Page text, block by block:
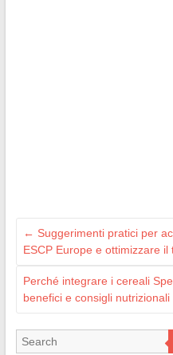
← Suggerimenti pratici per
ESCP Europe e ottimizzare il
Perché integrare i cereali
benefici e consigli nutrizionali